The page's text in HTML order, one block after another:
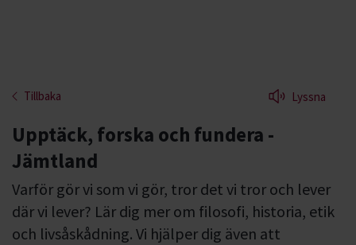
Tillbaka Lyssna
Upptäck, forska och fundera -
Jämtland
Varför gör vi som vi gör, tror det vi tror och lever
där vi lever? Lär dig mer om filosofi, historia, etik
och livsåskådning. Vi hjälper dig även att